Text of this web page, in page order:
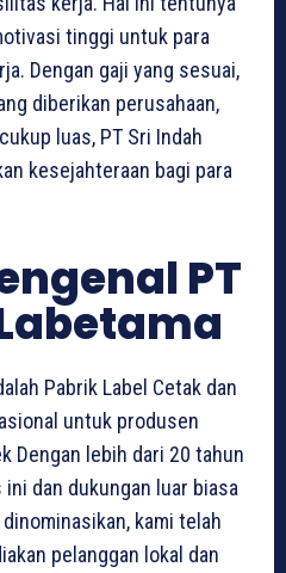
tinggi untuk para
Dengan gaji yang sesuai,
diberikan perusahaan,
luas, PT Sri Indah
kesejahteraan bagi para
PT
Pabrik Label Cetak dan
untuk produsen
Dengan lebih dari 20 tahun
dan dukungan luar biasa
kami telah
pelanggan lokal dan